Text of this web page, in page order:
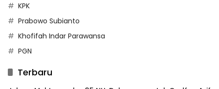
KPK
Prabowo Subianto
Khofifah Indar Parawansa
PGN
Terbaru